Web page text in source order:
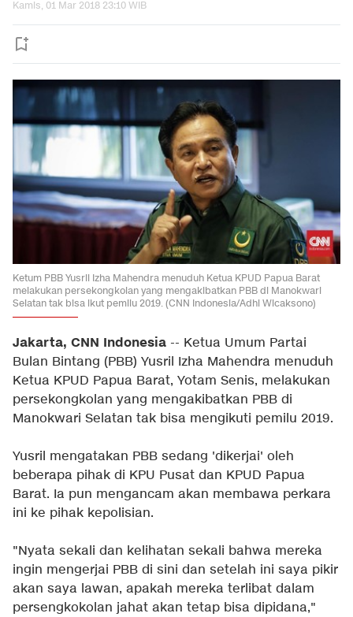
Kamis, 01 Mar 2018 23:10 WIB
Ketum PBB Yusril Izha Mahendra menuduh Ketua KPUD Papua Barat
melakukan persekongkolan yang mengakibatkan PBB di Manokwari
Selatan tak bisa ikut pemilu 2019. (CNN Indonesia/Adhi Wicaksono)
Jakarta, CNN Indonesia -- Ketua Umum Partai
Bulan Bintang (PBB) Yusril Izha Mahendra menuduh
Ketua KPUD Papua Barat, Yotam Senis, melakukan
persekongkolan yang mengakibatkan PBB di
Manokwari Selatan tak bisa mengikuti pemilu 2019.
Yusril mengatakan PBB sedang 'dikerjai' oleh
beberapa pihak di KPU Pusat dan KPUD Papua
Barat. Ia pun mengancam akan membawa perkara
ini ke pihak kepolisian.
"Nyata sekali dan kelihatan sekali bahwa mereka
ingin mengerjai PBB di sini dan setelah ini saya pikir
akan saya lawan, apakah mereka terlibat dalam
persengkokolan jahat akan tetap bisa dipidana,"